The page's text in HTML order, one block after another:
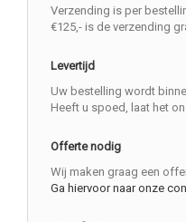
Verzending is per
€125,- is de verzending
Levertijd
Uw bestelling wordt
Heeft u spoed, laat het
Offerte nodig
Wij maken graag een
Ga hiervoor naar onze